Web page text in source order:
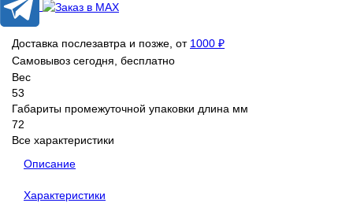
Доставка послезавтра и позже, от 1000 ₽
Самовывоз сегодня, бесплатно
Вес
53
Габариты промежуточной упаковки длина мм
72
Все характеристики
Описание
Характеристики